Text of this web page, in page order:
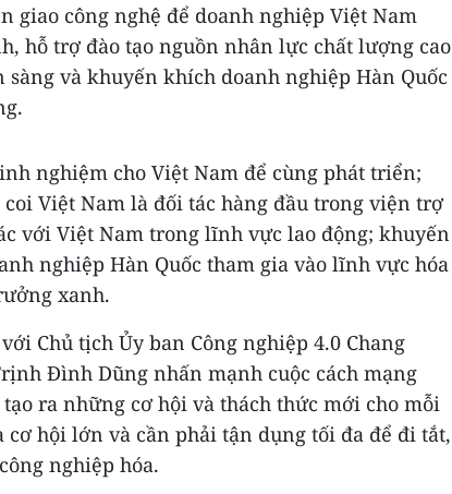
giao công nghệ để doanh nghiệp Việt Nam
hỗ trợ đào tạo nguồn nhân lực chất lượng cao
và khuyến khích doanh nghiệp Hàn Quốc
nghiệm cho Việt Nam để cùng phát triển;
Việt Nam là đối tác hàng đầu trong viện trợ
với Việt Nam trong lĩnh vực lao động; khuyến
nghiệp Hàn Quốc tham gia vào lĩnh vực hóa
xanh.
Chủ tịch Ủy ban Công nghiệp 4.0 Chang
Đình Dũng nhấn mạnh cuộc cách mạng
ra những cơ hội và thách thức mới cho mỗi
cơ hội lớn và cần phải tận dụng tối đa để đi tắt,
nghiệp hóa.